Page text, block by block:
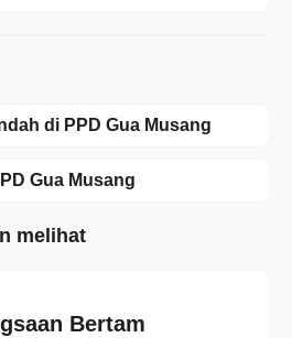
di PPD Gua Musang
Gua Musang
melihat
Bertam